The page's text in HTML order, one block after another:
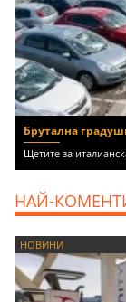
Брутална
Щетите за
НАЙ-
НОВИНИ